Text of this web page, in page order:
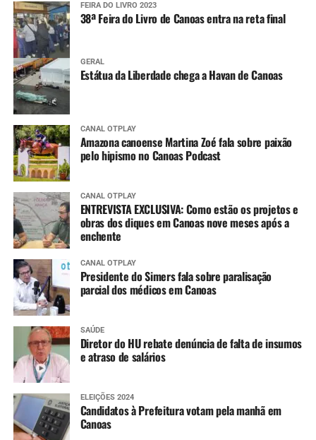
FEIRA DO LIVRO 2023
38ª Feira do Livro de Canoas entra na reta final
GERAL
Estátua da Liberdade chega a Havan de Canoas
CANAL OTPLAY
Amazona canoense Martina Zoé fala sobre paixão
pelo hipismo no Canoas Podcast
CANAL OTPLAY
ENTREVISTA EXCLUSIVA: Como estão os projetos e
obras dos diques em Canoas nove meses após a
enchente
CANAL OTPLAY
Presidente do Simers fala sobre paralisação
parcial dos médicos em Canoas
SAÚDE
Diretor do HU rebate denúncia de falta de insumos
e atraso de salários
ELEIÇÕES 2024
Candidatos à Prefeitura votam pela manhã em
Canoas